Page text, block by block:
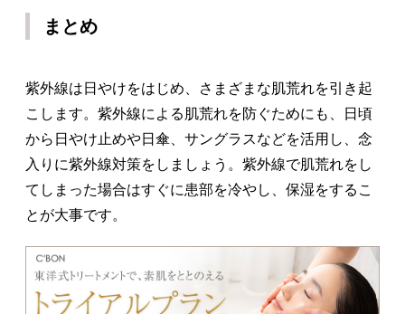
まとめ
紫外線は日やけをはじめ、さまざまな肌荒れを引き起
こします。紫外線による肌荒れを防ぐためにも、日頃
から日やけ止めや日傘、サングラスなどを活用し、念
入りに紫外線対策をしましょう。紫外線で肌荒れをし
てしまった場合はすぐに患部を冷やし、保湿をするこ
とが大事です。